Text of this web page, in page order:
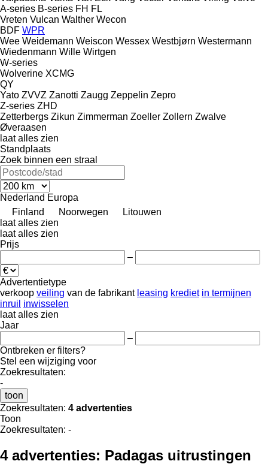
A-series B-series FH FL
Vreten Vulcan Walther Wecon
BDF WPR
Wee Weidemann Weiscon Wessex Westbjørn Westermann
Wiedenmann Wille Wirtgen
W-series
Wolverine XCMG
QY
Yato ZVVZ Zanotti Zaugg Zeppelin Zepro
Z-series ZHD
Zetterbergs Zikun Zimmerman Zoeller Zollern Zwalve
Øveraasen
laat alles zien
Standplaats
Zoek binnen een straal
Nederland Europa
Finland
Noorwegen
Litouwen
laat alles zien
laat alles zien
Prijs
–
Advertentietype
verkoop veiling van de fabrikant leasing krediet in termijnen
inruil inwisselen
laat alles zien
Jaar
–
Ontbreken er filters?
Stel een wijziging voor
Zoekresultaten:
-
toon
Zoekresultaten: 4 advertenties
Toon
Zoekresultaten: -
4 advertenties: Padagas uitrustingen